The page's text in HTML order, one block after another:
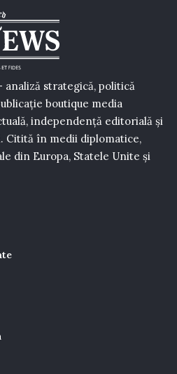
analiză strategică, politică
boutique media
independență editorială și
Citită în medii diplomatice,
din Europa, Statele Unite și